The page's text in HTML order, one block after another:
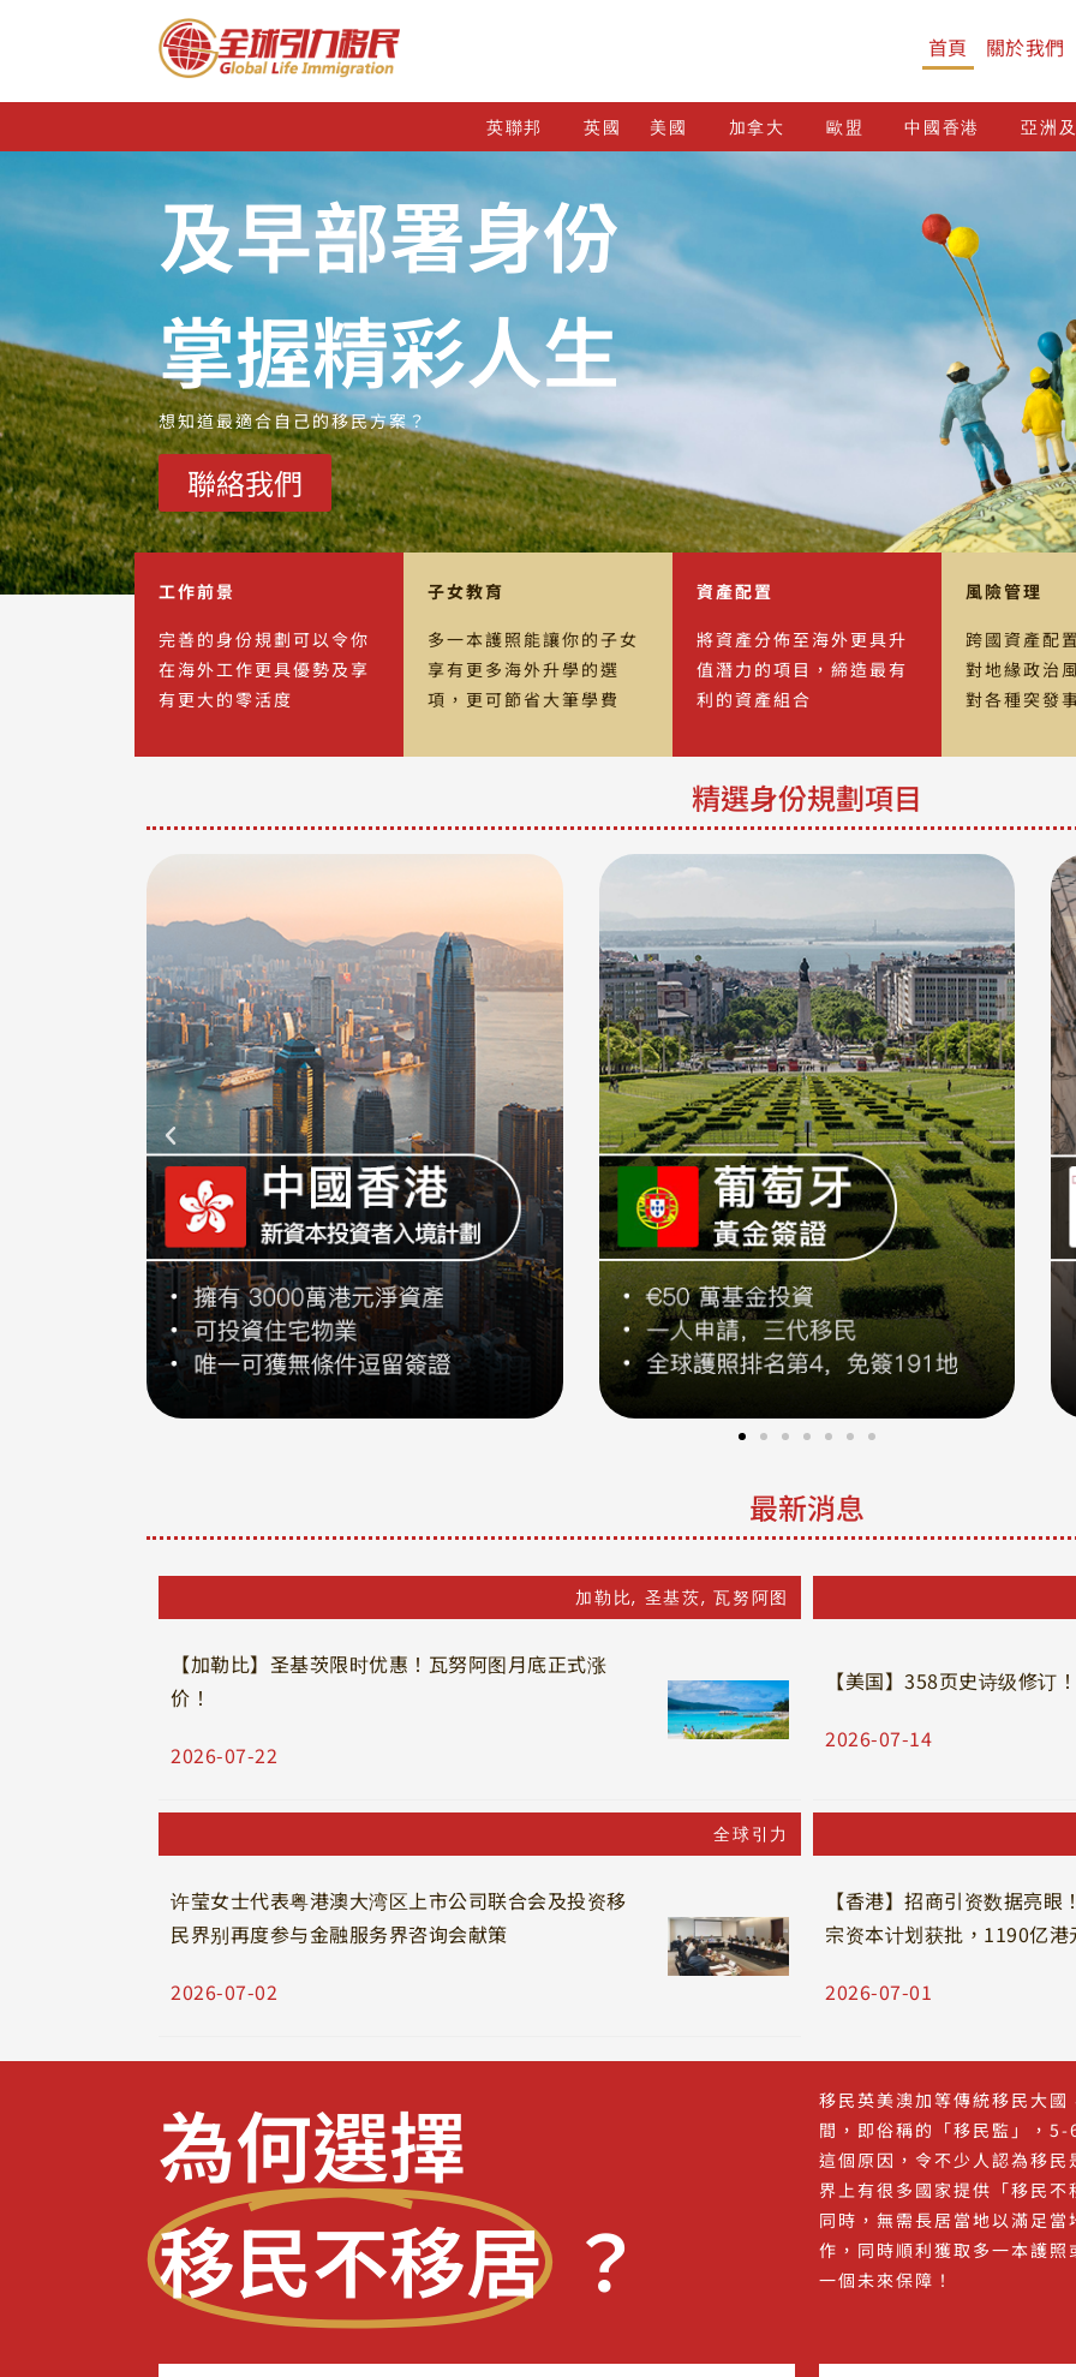
首頁 關於我們
英聯邦 英國 美國 加拿大 歐盟 中國香港 亞洲
及早部署身份
掌握精彩人生
想知道最適合自己的移民方案？
聯絡我們
工作前景
完善的身份規劃可以令你
在海外工作更具優勢及享
有更大的零活度
子女教育
多一本護照能讓你的子女
享有更多海外升學的選
項，更可節省大筆學費
資產配置
將資產分佈至海外更具升
值潛力的項目，締造最有
利的資產組合
風險管理
跨國資產配
對地緣政治
對各種突發
精選身份規劃項目
最新消息
加勒比, 圣基茨,瓦努阿图
【加勒比】圣基茨限时优惠！瓦努阿图月底正式涨
价！
2026-07-22
【美国】358页史诗级修订
2026-07-14
全球引力
许莹女士代表粤港澳大湾区上市公司联合会及投资移
民界别再度参与金融服务界咨询会献策
2026-07-02
【香港】招商引资数据亮
宗资本计划获批，1190亿港
2026-07-01
為何選擇
移民不移居 ？
移民英美澳加等傳統移民大
間，即俗稱的「移民監」，
這個原因，令不少人認為移
界上有很多國家提供「移民
同時，無需長居當地以滿足
作，同時順利獲取多一本護
一個未來保障！